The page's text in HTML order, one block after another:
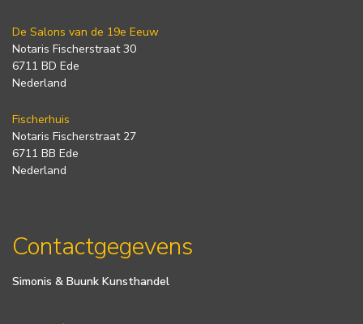
De Salons van de 19e Eeuw
Notaris Fischerstraat 30
6711 BD Ede
Nederland
Fischerhuis
Notaris Fischerstraat 27
6711 BB Ede
Nederland
Contactgegevens
Simonis & Buunk Kunsthandel